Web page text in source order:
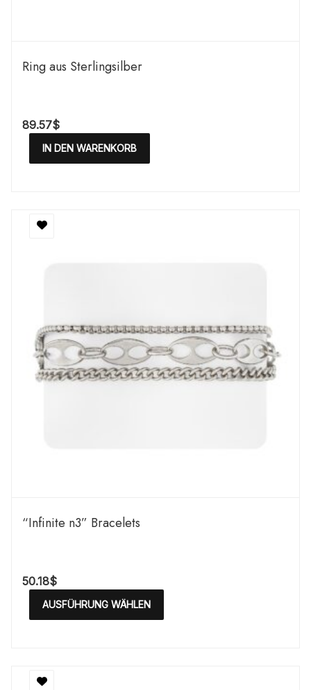
Ring aus Sterlingsilber
89.57$
IN DEN WARENKORB
“Infinite n3” Bracelets
50.18$
AUSFÜHRUNG WÄHLEN